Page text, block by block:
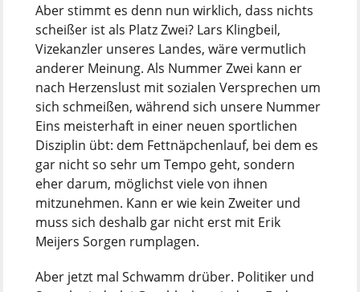
Aber stimmt es denn nun wirklich, dass nichts
scheißer ist als Platz Zwei? Lars Klingbeil,
Vizekanzler unseres Landes, wäre vermutlich
anderer Meinung. Als Nummer Zwei kann er
nach Herzenslust mit sozialen Versprechen um
sich schmeißen, während sich unsere Nummer
Eins meisterhaft in einer neuen sportlichen
Disziplin übt: dem Fettnäpchenlauf, bei dem es
gar nicht so sehr um Tempo geht, sondern
eher darum, möglichst viele von ihnen
mitzunehmen. Kann er wie kein Zweiter und
muss sich deshalb gar nicht erst mit Erik
Meijers Sorgen rumplagen.
Aber jetzt mal Schwamm drüber. Politiker und